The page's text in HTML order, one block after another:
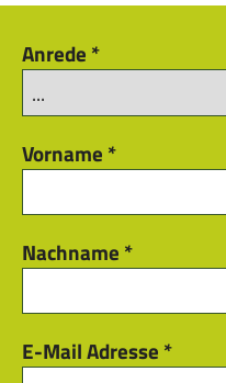
Anrede *
Vorname *
Nachname *
E-Mail Adresse *